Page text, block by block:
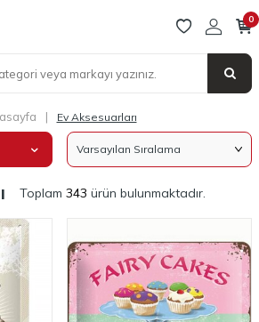
0
| Ev Aksesuarları
Toplam 343 ürün bulunmaktadır.